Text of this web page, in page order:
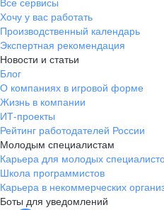
Хочу у вас работать
Производственный календарь
Экспертная рекомендация
Новости и статьи
Блог
О компаниях в игровой форме
Жизнь в компании
ИТ-проекты
Рейтинг работодателей России
Молодым специалистам
Карьера для молодых
Школа программистов
Карьера в некоммерческих
Боты для уведомлений